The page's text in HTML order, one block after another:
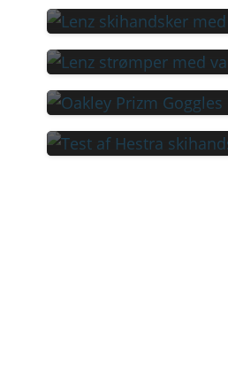
TEST: LENZ
MED VARME
TEST: OAKLEY
GOGGLES
TEST: HESTRA
HEATER
VARME